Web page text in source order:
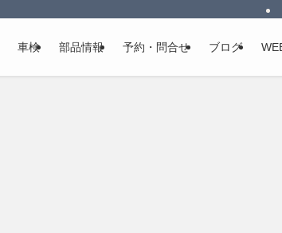
車検 部品情報 予約・問合せ ブログ